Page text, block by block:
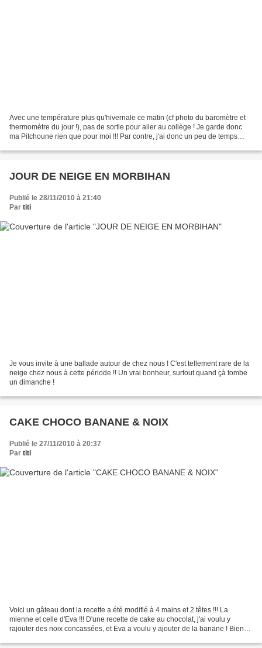
Avec une température plus qu'hivernale ce matin (cf photo du baromètre et
thermomètre du jour !), pas de sortie pour aller au collège ! Je garde donc
ma Pitchoune rien que pour moi !!! Par contre, j'ai donc un peu de temps
JOUR DE NEIGE EN MORBIHAN
Publié le 28/11/2010 à 21:40
Par titi
Je vous invite à une ballade autour de chez nous ! C'est tellement rare de la
neige chez nous à cette période !! Un vrai bonheur, surtout quand çà tombe
un dimanche !
CAKE CHOCO BANANE & NOIX
Publié le 27/11/2010 à 20:37
Par titi
Voici un gâteau dont la recette a été modifié à 4 mains et 2 têtes !!! La
mienne et celle d'Eva !!! D'une recette de cake au chocolat, j'ai voulu y
rajouter des noix concassées, et Eva a voulu y ajouter de la banane ! Bien